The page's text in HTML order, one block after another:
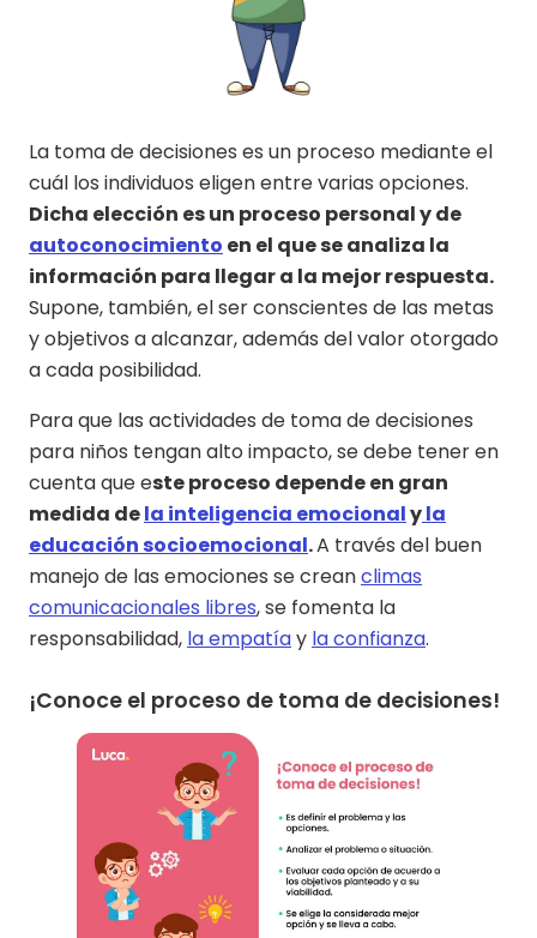
La toma de decisiones es un proceso mediante el
cuál los individuos eligen entre varias opciones.
Dicha elección es un proceso personal y de
autoconocimiento en el que se analiza la
información para llegar a la mejor respuesta.
Supone, también, el ser conscientes de las metas
y objetivos a alcanzar, además del valor otorgado
a cada posibilidad.
Para que las actividades de toma de decisiones
para niños tengan alto impacto, se debe tener en
cuenta que este proceso depende en gran
medida dela inteligencia emocionalyla
educación socioemocional.A través del buen
manejo de las emociones se creanclimas
comunicacionales libres, se fomenta la
responsabilidad, la empatíay la confianza.
¡Conoce el proceso de toma de decisiones!